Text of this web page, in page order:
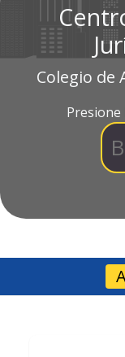
Colegio de
Presione